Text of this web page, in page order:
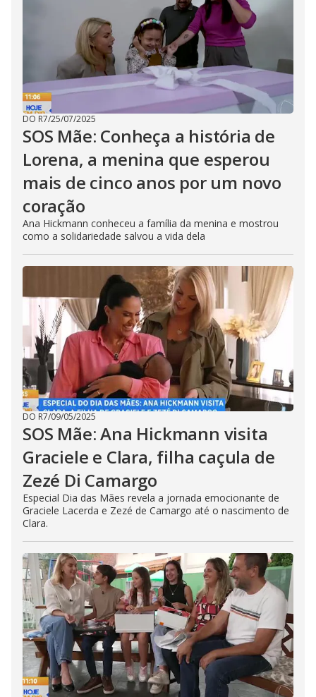
DO R7/25/07/2025
SOS Mãe: Conheça a história de
Lorena, a menina que esperou
mais de cinco anos por um novo
coração
Ana Hickmann conheceu a família da menina e mostrou
como a solidariedade salvou a vida dela
DO R7/09/05/2025
SOS Mãe: Ana Hickmann visita
Graciele e Clara, filha caçula de
Zezé Di Camargo
Especial Dia das Mães revela a jornada emocionante de
Graciele Lacerda e Zezé de Camargo até o nascimento de
Clara.